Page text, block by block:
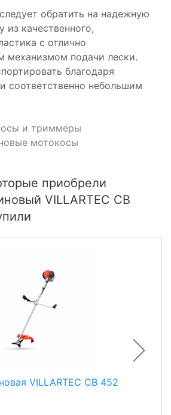
обратить на надежную
из качественного,
с отлично
механизмом подачи лески.
благодаря
соответственно небольшим
и триммеры
мотокосы
приобрели
VILLARTEC CB
VILLARTEC CB 452